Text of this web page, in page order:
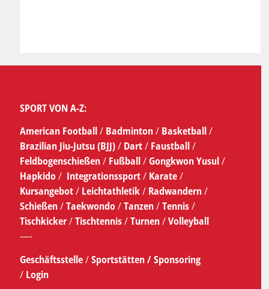
SPORT VON A-Z:
American Football/ Badminton/ Basketball/
Brazilian Jiu-Jutsu (BJJ)/ Dart/ Faustball/
Feldbogenschießen/ Fußball/Gongkwon Yusul/
Hapkido/ Integrationssport/ Karate/
Kursangebot/Leichtathletik/ Radwandern/
Schießen/Taekwondo/Tanzen/Tennis/
Tischkicker/Tischtennis/Turnen/Volleyball
—-
Geschäftsstelle/Sportstätten /Sponsoring
/ Login